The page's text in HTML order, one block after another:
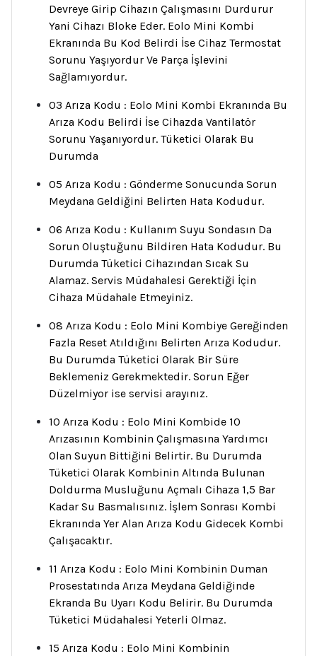
Devreye Girip Cihazın Çalışmasını Durdurur
Yani Cihazı Bloke Eder. Eolo Mini Kombi
Ekranında Bu Kod Belirdi İse Cihaz Termostat
Sorunu Yaşıyordur Ve Parça İşlevini
Sağlamıyordur.
03 Arıza Kodu : Eolo Mini Kombi Ekranında Bu
Arıza Kodu Belirdi İse Cihazda Vantilatör
Sorunu Yaşanıyordur. Tüketici Olarak Bu
Durumda
05 Arıza Kodu : Gönderme Sonucunda Sorun
Meydana Geldiğini Belirten Hata Kodudur.
06 Arıza Kodu : Kullanım Suyu Sondasın Da
Sorun Oluştuğunu Bildiren Hata Kodudur. Bu
Durumda Tüketici Cihazından Sıcak Su
Alamaz. Servis Müdahalesi Gerektiği İçin
Cihaza Müdahale Etmeyiniz.
08 Arıza Kodu : Eolo Mini Kombiye Gereğinden
Fazla Reset Atıldığını Belirten Arıza Kodudur.
Bu Durumda Tüketici Olarak Bir Süre
Beklemeniz Gerekmektedir. Sorun Eğer
Düzelmiyor ise servisi arayınız.
10 Arıza Kodu : Eolo Mini Kombide 10
Arızasının Kombinin Çalışmasına Yardımcı
Olan Suyun Bittiğini Belirtir. Bu Durumda
Tüketici Olarak Kombinin Altında Bulunan
Doldurma Musluğunu Açmalı Cihaza 1,5 Bar
Kadar Su Basmalısınız. İşlem Sonrası Kombi
Ekranında Yer Alan Arıza Kodu Gidecek Kombi
Çalışacaktır.
11 Arıza Kodu : Eolo Mini Kombinin Duman
Prosestatında Arıza Meydana Geldiğinde
Ekranda Bu Uyarı Kodu Belirir. Bu Durumda
Tüketici Müdahalesi Yeterli Olmaz.
15 Arıza Kodu : Eolo Mini Kombinin